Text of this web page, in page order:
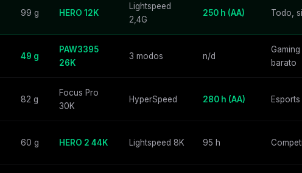
99 g HERO 12K
Lightspeed
2,4G
250 h (AA) Todo,
49 g
PAW3395
26K
3 modos n/d
barato
82 g
Focus Pro
30K
HyperSpeed 280 h (AA)
60 g HERO 2 44K Lightspeed 8K 95 h